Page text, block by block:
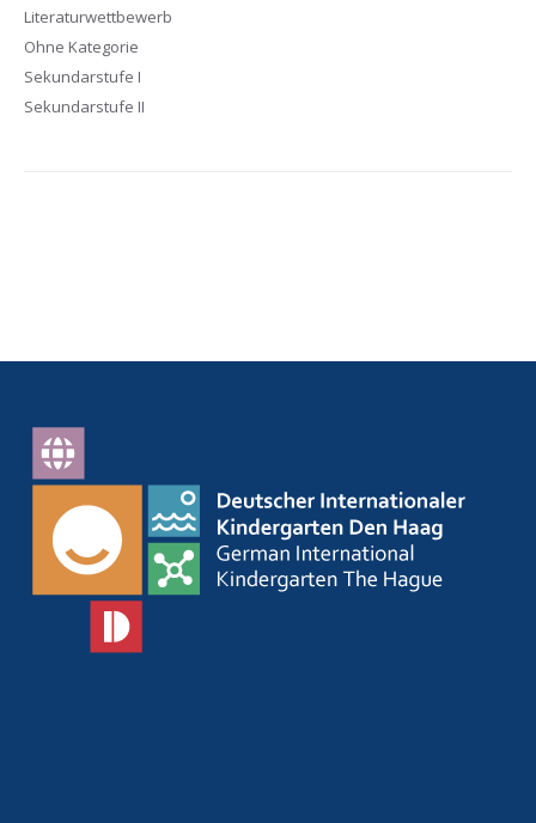
Literaturwettbewerb
Ohne Kategorie
Sekundarstufe I
Sekundarstufe II